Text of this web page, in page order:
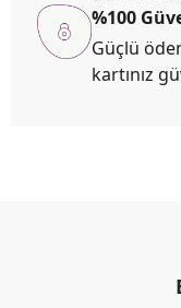
%100
Güçlü
kartınız